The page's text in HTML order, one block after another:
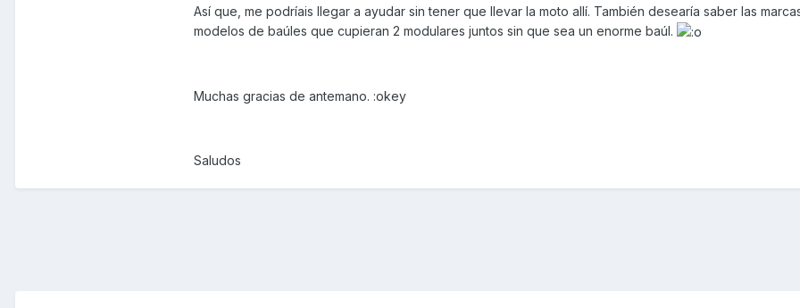
Así que, me podríais llegar a ayudar sin tener que llevar la moto allí. También desearía saber las
modelos de baúles que cupieran 2 modulares juntos sin que sea un enorme baúl.
Muchas gracias de antemano. :okey
Saludos